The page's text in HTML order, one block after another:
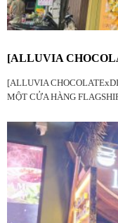
[ALLUVIA
[ALLUVIA
MỘT CỬA HÀNG